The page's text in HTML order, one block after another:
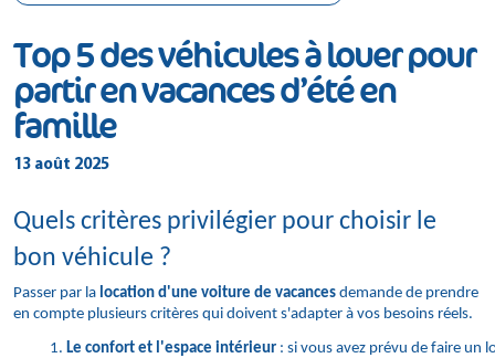
Top 5 des véhicules à louer pour
partir en vacances d’été en
famille
13 août 2025
Quels critères privilégier pour choisir le
bon véhicule ?
Passer par la location d'une voiture de vacances demande de prendre
en compte plusieurs critères qui doivent s'adapter à vos besoins réels.
Le confort et l'espace intérieur : si vous avez prévu de faire un